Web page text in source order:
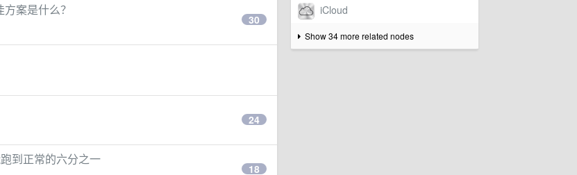
Show 34 more related nodes
案是什么？
30
24
到正常的六分之一
18